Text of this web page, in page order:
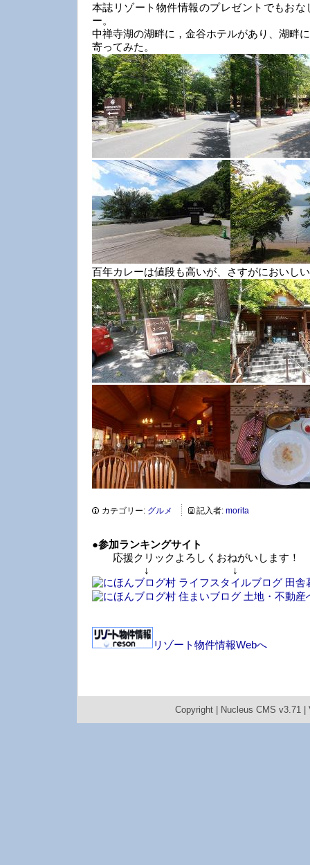
本誌リゾート物件情報のプレゼントでもお
ー。
中禅寺湖の湖畔に，金谷ホテルがあり、湖畔
寄ってみた。
百年カレーは値段も高いが、さすがにおいし
カテゴリー: グルメ 記入者: morita
●参加ランキングサイト
応援クリックよろしくおねがいします！
↓ ↓
リゾート物件情報Webへ
Copyright | Nucleus CMS v3.71